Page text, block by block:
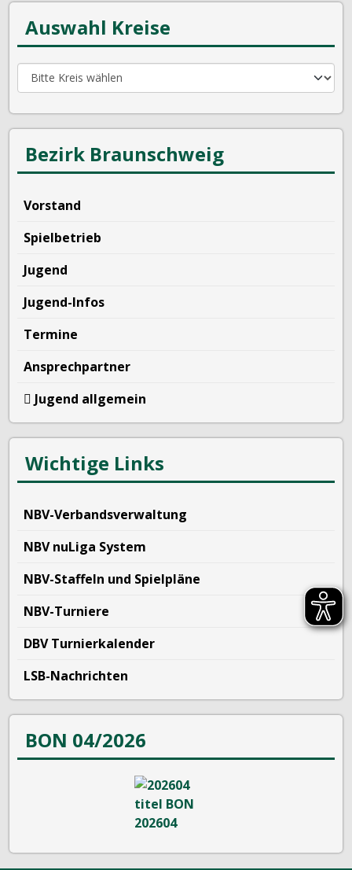
Auswahl Kreise
Bezirk Braunschweig
Vorstand
Spielbetrieb
Jugend
Jugend-Infos
Termine
Ansprechpartner
Jugend allgemein
Wichtige Links
NBV-Verbandsverwaltung
NBV nuLiga System
NBV-Staffeln und Spielpläne
NBV-Turniere
DBV Turnierkalender
LSB-Nachrichten
BON 04/2026